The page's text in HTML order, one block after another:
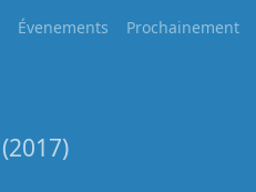
Évenements Prochainement
(2017)